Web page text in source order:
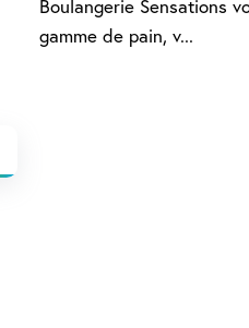
Boulangerie Sensations
gamme de pain, v...